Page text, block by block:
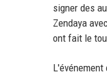
signer des
Zendaya
ont fait le